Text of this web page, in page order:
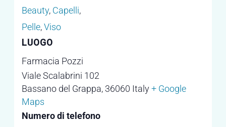
Beauty, Capelli,
Pelle,Viso
LUOGO
Farmacia Pozzi
Viale Scalabrini 102
Bassano del Grappa, 36060 Italy+ Google
Maps
Numero di telefono